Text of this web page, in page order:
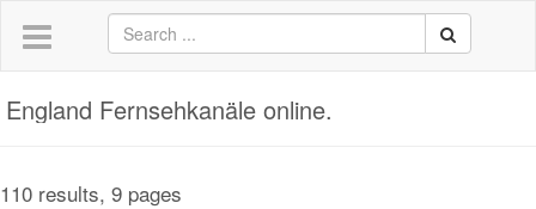
England Fernsehkanäle online.
110 results, 9 pages